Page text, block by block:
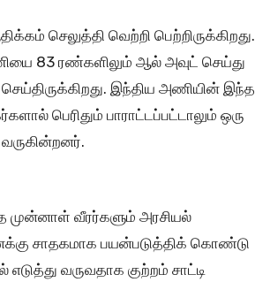
செலுத்தி வெற்றி பெற்றிருக்கிறது.
83 ரண்களிலும் ஆல் அவுட் செய்து
இந்திய அணியின் இந்த
பெரிதும் பாராட்டப்பட்டாலும் ஒரு
முன்னாள் வீரர்களும் அரசியல்
சாதகமாக பயன்படுத்திக் கொண்டு
வருவதாக குற்றம் சாட்டி